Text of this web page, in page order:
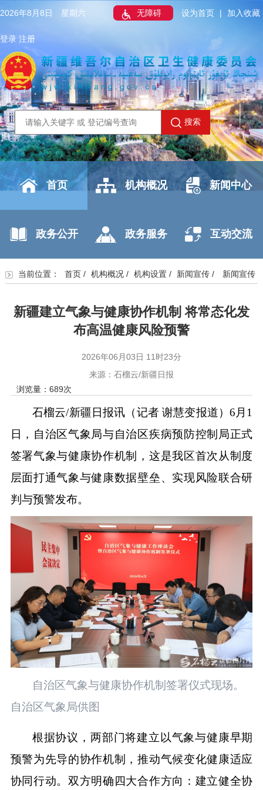
2026年8月8日 星期六 无障碍 设为首页 | 加入收藏
登录 注册
搜索
首页 机构概况 新闻中心
政务公开 政务服务 互动交流
当前位置： 首页/ 机构概况/ 机构设置/ 新闻宣传/ 新闻宣传
新疆建立气象与健康协作机制 将常态化发
布高温健康风险预警
2026年06月03日 11时23分
来源：石榴云/新疆日报
浏览量： 689次
石榴云/新疆日报讯（记者 谢慧变报道）6月1
日，自治区气象局与自治区疾病预防控制局正式
签署气象与健康协作机制，这是我区首次从制度
层面打通气象与健康数据壁垒、实现风险联合研
判与预警发布。
自治区气象与健康协作机制签署仪式现场。
自治区气象局供图
根据协议，两部门将建立以气象与健康早期
预警为先导的协作机制，推动气候变化健康适应
协同行动。双方明确四大合作方向：建立健全协